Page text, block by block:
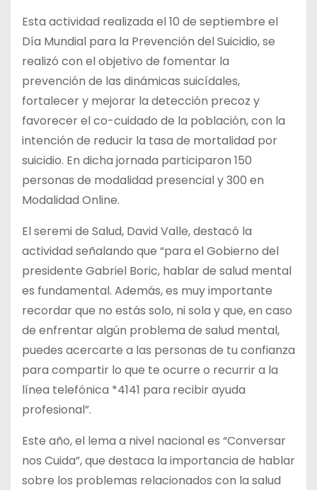
Esta actividad realizada el 10 de septiembre el
Día Mundial para la Prevención del Suicidio, se
realizó con el objetivo de fomentar la
prevención de las dinámicas suicídales,
fortalecer y mejorar la detección precoz y
favorecer el co-cuidado de la población, con la
intención de reducir la tasa de mortalidad por
suicidio. En dicha jornada participaron 150
personas de modalidad presencial y 300 en
Modalidad Online.
El seremi de Salud, David Valle, destacó la
actividad señalando que “para el Gobierno del
presidente Gabriel Boric, hablar de salud mental
es fundamental. Además, es muy importante
recordar que no estás solo, ni sola y que, en caso
de enfrentar algún problema de salud mental,
puedes acercarte a las personas de tu confianza
para compartir lo que te ocurre o recurrir a la
línea telefónica *4141 para recibir ayuda
profesional”.
Este año, el lema a nivel nacional es “Conversar
nos Cuida”, que destaca la importancia de hablar
sobre los problemas relacionados con la salud